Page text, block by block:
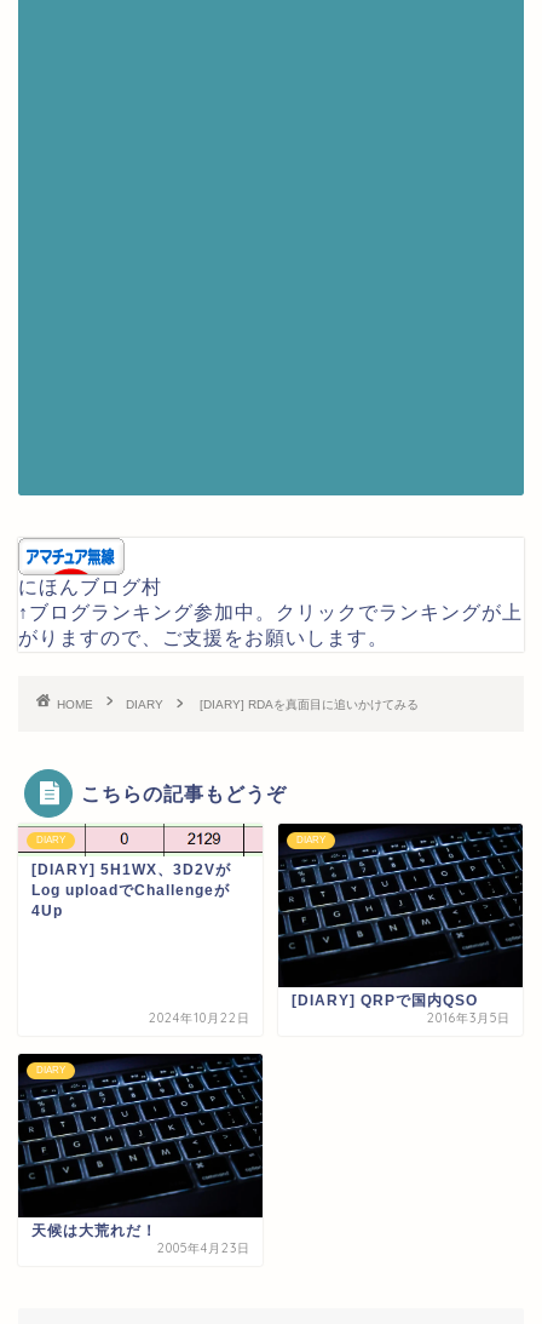
にほんブログ村
↑ブログランキング参加中。クリックでランキングが上
がりますので、ご支援をお願いします。
HOME DIARY [DIARY] RDAを真面目に追いかけてみる
こちらの記事もどうぞ
DIARY
[DIARY] 5H1WX、3D2Vが
Log uploadでChallengeが
4Up
2024年10月22日
DIARY
[DIARY] QRPで国内QSO
2016年3月5日
DIARY
天候は大荒れだ！
2005年4月23日